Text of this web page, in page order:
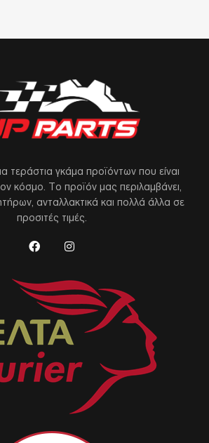
τεράστια γκάμα προϊόντων που είναι
κόσμο. Το προϊόν μας περιλαμβάνει,
ανταλλακτικά και πολλά άλλα σε
προσιτές τιμές.